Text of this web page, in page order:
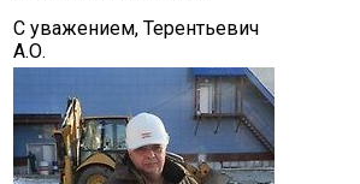
С уважением, Терентьевич
А.О.